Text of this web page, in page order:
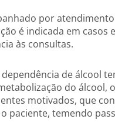
por
é indicada em
às consultas.
de álcool
do
motivados, que
paciente, temendo